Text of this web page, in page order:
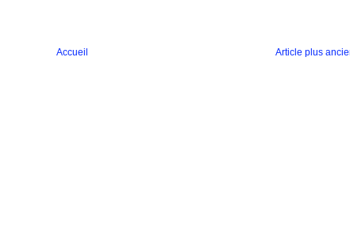
Article plus
Accueil